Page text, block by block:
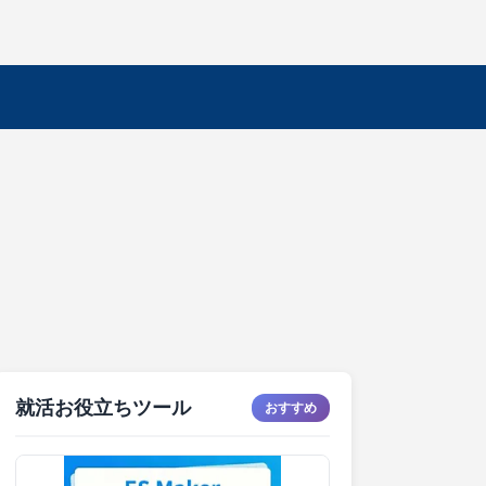
就活お役立ちツール おすすめ